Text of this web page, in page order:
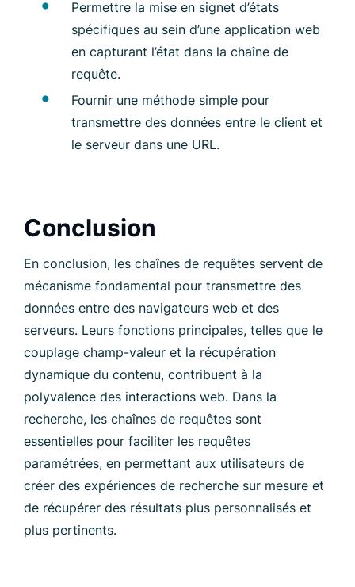
Permettre la mise en signet d’états
spécifiques au sein d’une application web
en capturant l’état dans la chaîne de
requête.
Fournir une méthode simple pour
transmettre des données entre le client et
le serveur dans une URL.
Conclusion
En conclusion, les chaînes de requêtes servent de
mécanisme fondamental pour transmettre des
données entre des navigateurs web et des
serveurs. Leurs fonctions principales, telles que le
couplage champ-valeur et la récupération
dynamique du contenu, contribuent à la
polyvalence des interactions web. Dans la
recherche, les chaînes de requêtes sont
essentielles pour faciliter les requêtes
paramétrées, en permettant aux utilisateurs de
créer des expériences de recherche sur mesure et
de récupérer des résultats plus personnalisés et
plus pertinents.